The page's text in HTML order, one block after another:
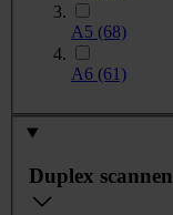
A5 (68)
A6 (61)
Duplex scannen